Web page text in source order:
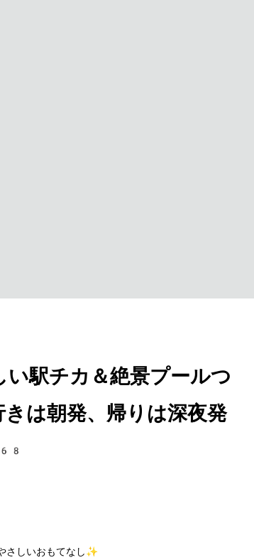
駅チカ＆絶景プールつ
は朝発、帰りは深夜発
さしいおもてなし✨